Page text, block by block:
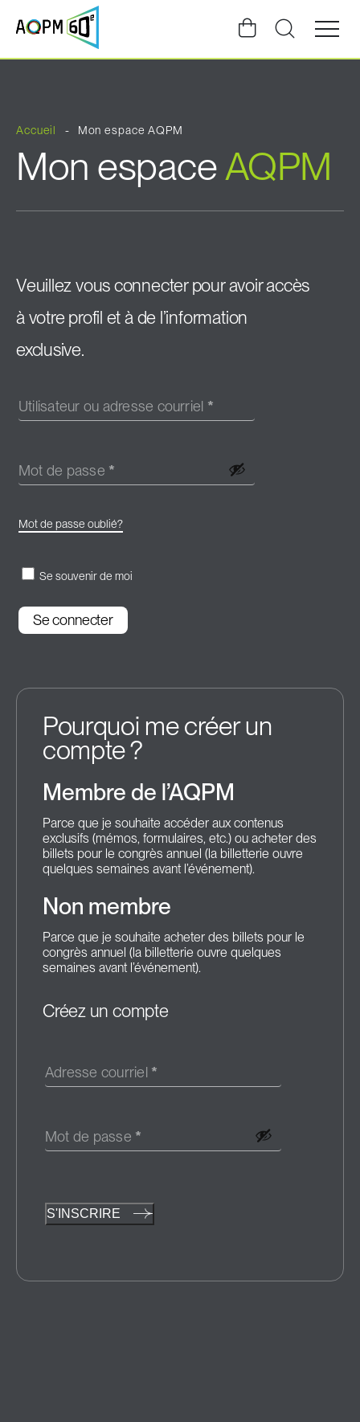
Ouvrir
la
du
Accueil Mon espace AQPM
Mon espaceAQPM
Veuillez vous connecter pour avoir accès
à votre profil et à de l’information
exclusive.
Utilisateur ou adresse courriel *
Mot de passe *
Mot de passe oublié?
Se souvenir de moi
Se connecter
Pourquoi me créer un
compte ?
Membre de l’AQPM
Parce que je souhaite accéder aux contenus
exclusifs (mémos, formulaires, etc.) ou acheter des
billets pour le congrès annuel (la billetterie ouvre
quelques semaines avant l’événement).
Non membre
Parce que je souhaite acheter des billets pour le
congrès annuel (la billetterie ouvre quelques
semaines avant l’événement).
Créez un compte
Adresse courriel *
Mot de passe *
S'INSCRIRE